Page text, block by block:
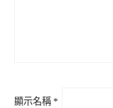
顯示名稱 *